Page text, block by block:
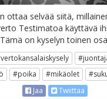
ottaa selvää siitä,
Testimatoa käyttävä
Tämä on kyselyn toinen
#poika #mikäolet
Jaa
Twiittaa